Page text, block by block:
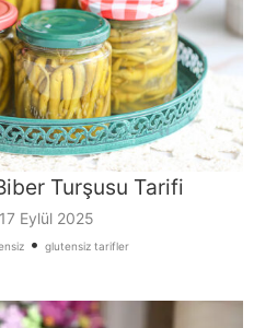
Turşusu Tarifi
17 Eylül 2025
• glutensiz tarifler